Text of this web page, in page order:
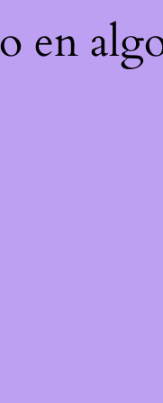
en